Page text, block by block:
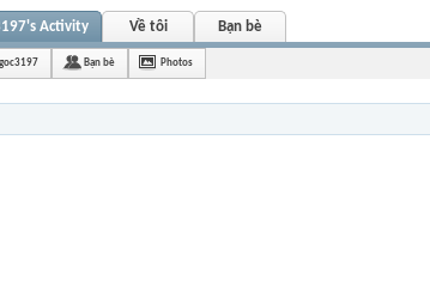
Activity Về tôi Bạn bè
Bạn bè Photos